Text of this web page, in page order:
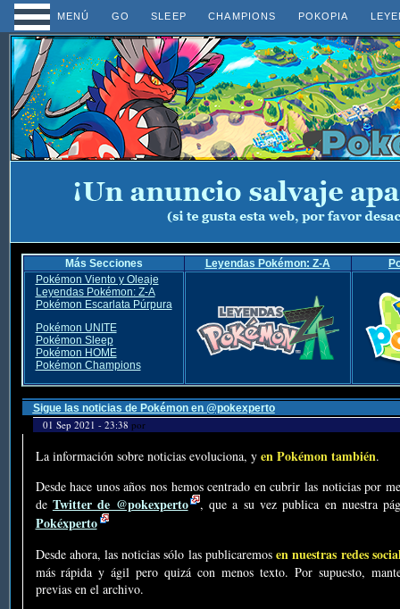
MENÚ GO SLEEP CHAMPIONS POKOPIA
Más Secciones Leyendas Pokémon: Z-A
Pokémon Viento y Oleaje
Leyendas Pokémon: Z-A
Pokémon Escarlata Púrpura
Pokémon UNITE
Pokémon Sleep
Pokémon HOME
Pokémon Champions
Sigue las noticias de Pokémon en @pokexperto
01 Sep 2021 - 23:38 por
La información sobre noticias evoluciona, y en Pokémon también.
Desde hace unos años nos hemos centrado en cubrir las noticias por
de Twitter de @pokexperto , que a su vez publica en nuestra
Pokéxperto
Desde ahora, las noticias sólo las publicaremosen nuestras redes
más rápida y ágil pero quizá con menos texto. Por supuesto,
previas en el archivo.